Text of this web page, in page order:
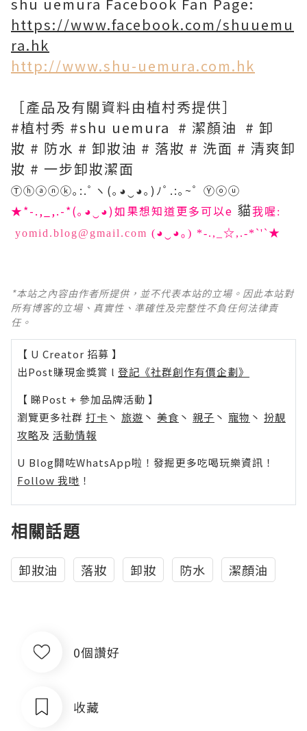
https://www.facebook.com/shuuemu
ra.hk
http://www.shu-uemura.com.hk
［產品及有關資料由植村秀提供］
#植村秀 #shu uemura # 潔顏油 # 卸
妝 # 防水 # 卸妝油 # 落妝 # 洗面 # 清爽卸
妝 # 一步卸妝潔面
Ⓣⓗⓐⓝⓚ｡:.ﾟヽ(｡◕‿◕｡)ﾉﾟ.:｡~ﾟ Ⓨⓞⓤ
★*-.,_,.-*(｡◕‿◕)如果想知道更多可以e 貓我喔:
yomid.blog@gmail.com (◕‿◕｡) *-.,_☆,.-*`'`★
*本站之內容由作者所提供，並不代表本站的立場。因此本站對
所有博客的立場、真實性、準確性及完整性不負任何法律責
任。
【 U Creator 招募 】
出Post賺現金獎賞 l 登記《社群創作有價企劃》
【 睇Post + 參加品牌活動 】
瀏覽更多社群 打卡 丶 旅遊 丶 美食 丶 親子 丶 寵物 丶 扮靚
攻略及 活動情報
U Blog開咗WhatsApp啦！發掘更多吃喝玩樂資訊！
Follow 我哋 ！
相關話題
卸妝油 落妝 卸妝 防水 潔顏油
0個讚好
收藏